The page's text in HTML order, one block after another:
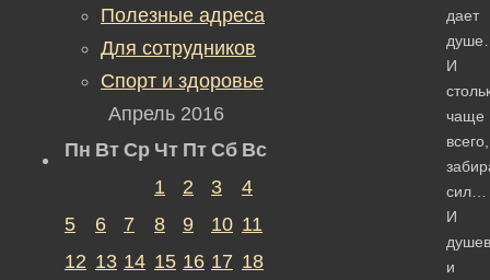
дает
И
чаще
всего,
сил…
И
и
Полезные адреса
Для сотрудников
Спорт и здоровье
Апрель 2016
Пн Вт Ср Чт Пт Сб Вс
1
2 3
4
5
6 7 8 9 10 11
12 13 14 15 16 17 18